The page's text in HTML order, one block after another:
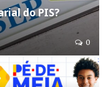
do PIS?
0